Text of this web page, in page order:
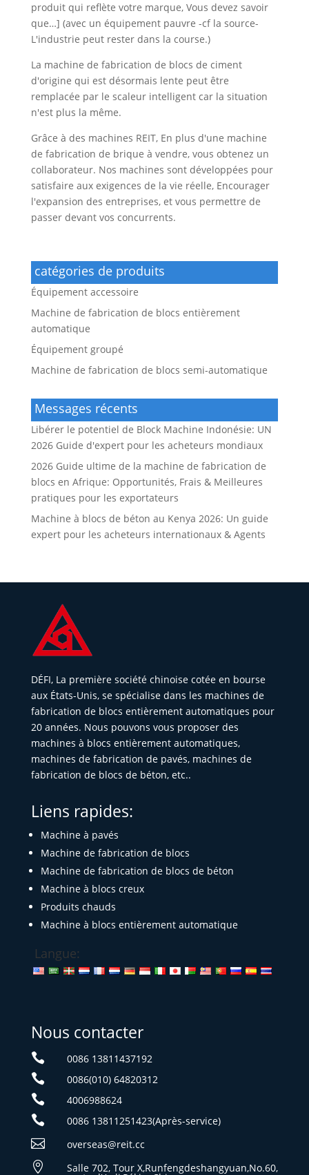
produit qui reflète votre marque, Vous devez savoir
que…] (avec un équipement pauvre -cf la source-
L'industrie peut rester dans la course.)
La machine de fabrication de blocs de ciment
d'origine qui est désormais lente peut être
remplacée par le scaleur intelligent car la situation
n'est plus la même.
Grâce à des machines REIT, En plus d'une machine
de fabrication de brique à vendre, vous obtenez un
collaborateur. Nos machines sont développées pour
satisfaire aux exigences de la vie réelle, Encourager
l'expansion des entreprises, et vous permettre de
passer devant vos concurrents.
catégories de produits
Équipement accessoire
Machine de fabrication de blocs entièrement
automatique
Équipement groupé
Machine de fabrication de blocs semi-automatique
Messages récents
Libérer le potentiel de Block Machine Indonésie: UN
2026 Guide d'expert pour les acheteurs mondiaux
2026 Guide ultime de la machine de fabrication de
blocs en Afrique: Opportunités, Frais & Meilleures
pratiques pour les exportateurs
Machine à blocs de béton au Kenya 2026: Un guide
expert pour les acheteurs internationaux & Agents
DÉFI, La première société chinoise cotée en bourse
aux États-Unis, se spécialise dans les machines de
fabrication de blocs entièrement automatiques pour
20 années. Nous pouvons vous proposer des
machines à blocs entièrement automatiques,
machines de fabrication de pavés, machines de
fabrication de blocs de béton, etc..
Liens rapides:
Machine à pavés
Machine de fabrication de blocs
Machine de fabrication de blocs de béton
Machine à blocs creux
Produits chauds
Machine à blocs entièrement automatique
Langue:
Nous contacter
 0086 13811437192
 0086(010) 64820312
 4006988624
 0086 13811251423(Après-service)
 overseas@reit.cc
 Salle 702, Tour X,Runfengdeshangyuan,No.60,